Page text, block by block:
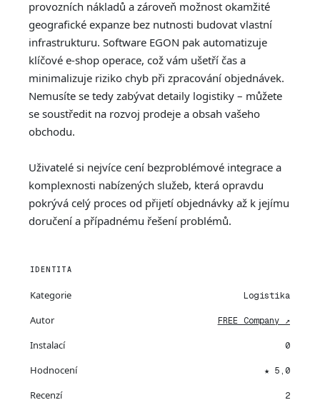
provozních nákladů a zároveň možnost okamžité
geografické expanze bez nutnosti budovat vlastní
infrastrukturu. Software EGON pak automatizuje
klíčové e-shop operace, což vám ušetří čas a
minimalizuje riziko chyb při zpracování objednávek.
Nemusíte se tedy zabývat detaily logistiky – můžete
se soustředit na rozvoj prodeje a obsah vašeho
obchodu.
Uživatelé si nejvíce cení bezproblémové integrace a
komplexnosti nabízených služeb, která opravdu
pokrývá celý proces od přijetí objednávky až k jejímu
doručení a případnému řešení problémů.
IDENTITA
Kategorie Logistika
Autor FREE Company ↗
Instalací 0
Hodnocení ★ 5,0
Recenzí 2